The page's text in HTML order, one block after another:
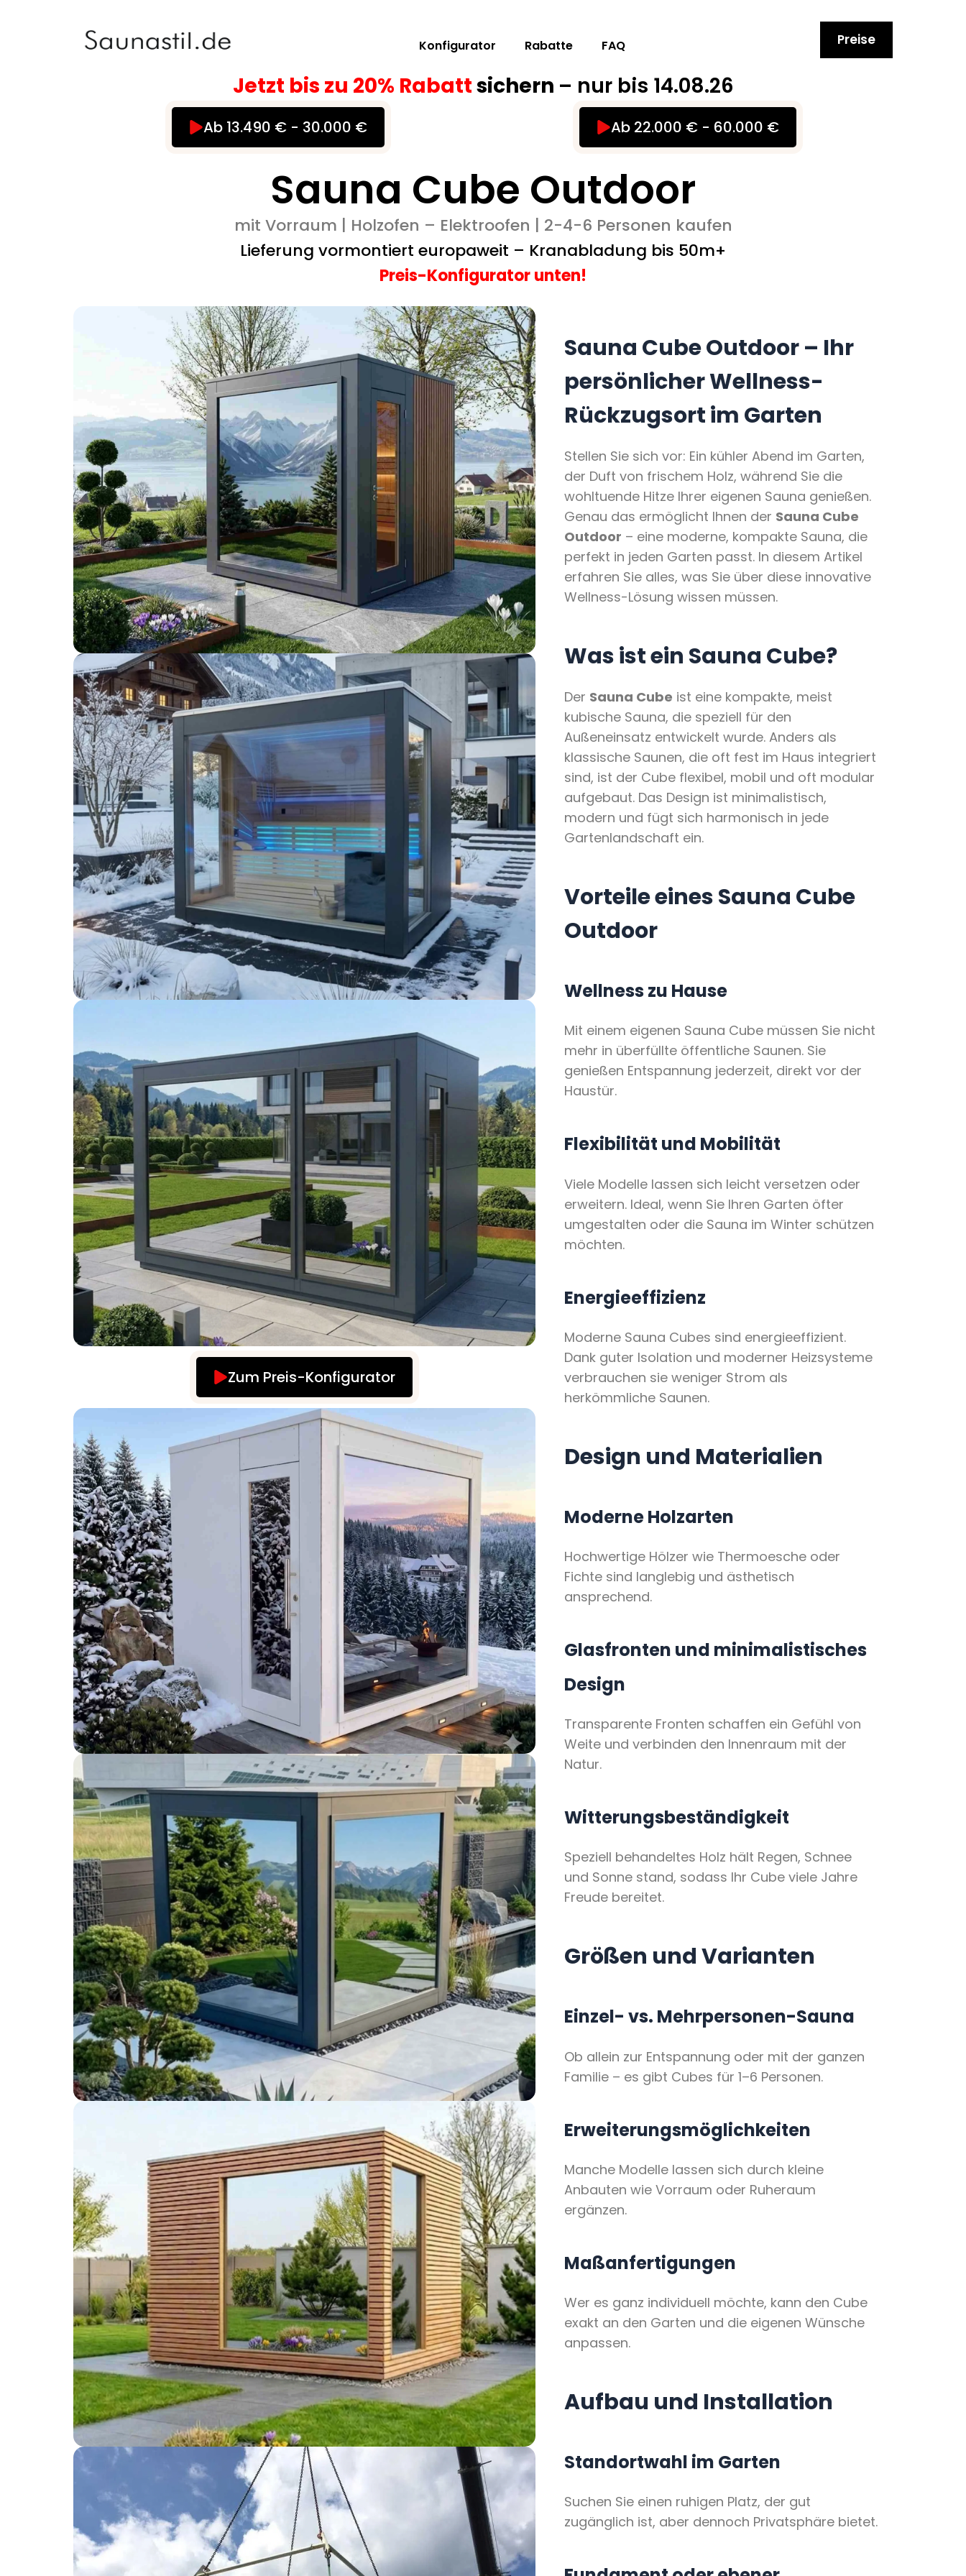
Konfigurator Rabatte FAQ Preise
Jetzt bis zu 20% Rabattsichern – nur bis 14.08.26
Ab 13.490 € - 30.000 € Ab 22.000 € - 60.000 €
Sauna Cube Outdoor
mit Vorraum | Holzofen – Elektroofen | 2-4-6 Personen kaufen
Lieferung vormontiert europaweit – Kranabladung bis 50m+
Preis-Konfigurator unten!
Zum Preis-Konfigurator
Sauna Cube Outdoor – Ihr
persönlicher Wellness-
Rückzugsort im Garten
Stellen Sie sich vor: Ein kühler Abend im Garten,
der Duft von frischem Holz, während Sie die
wohltuende Hitze Ihrer eigenen Sauna genießen.
Genau das ermöglicht Ihnen der Sauna Cube
Outdoor – eine moderne, kompakte Sauna, die
perfekt in jeden Garten passt. In diesem Artikel
erfahren Sie alles, was Sie über diese innovative
Wellness-Lösung wissen müssen.
Was ist ein Sauna Cube?
Der Sauna Cube ist eine kompakte, meist
kubische Sauna, die speziell für den
Außeneinsatz entwickelt wurde. Anders als
klassische Saunen, die oft fest im Haus integriert
sind, ist der Cube flexibel, mobil und oft modular
aufgebaut. Das Design ist minimalistisch,
modern und fügt sich harmonisch in jede
Gartenlandschaft ein.
Vorteile eines Sauna Cube
Outdoor
Wellness zu Hause
Mit einem eigenen Sauna Cube müssen Sie nicht
mehr in überfüllte öffentliche Saunen. Sie
genießen Entspannung jederzeit, direkt vor der
Haustür.
Flexibilität und Mobilität
Viele Modelle lassen sich leicht versetzen oder
erweitern. Ideal, wenn Sie Ihren Garten öfter
umgestalten oder die Sauna im Winter schützen
möchten.
Energieeffizienz
Moderne Sauna Cubes sind energieeffizient.
Dank guter Isolation und moderner Heizsysteme
verbrauchen sie weniger Strom als
herkömmliche Saunen.
Design und Materialien
Moderne Holzarten
Hochwertige Hölzer wie Thermoesche oder
Fichte sind langlebig und ästhetisch
ansprechend.
Glasfronten und minimalistisches
Design
Transparente Fronten schaffen ein Gefühl von
Weite und verbinden den Innenraum mit der
Natur.
Witterungsbeständigkeit
Speziell behandeltes Holz hält Regen, Schnee
und Sonne stand, sodass Ihr Cube viele Jahre
Freude bereitet.
Größen und Varianten
Einzel- vs. Mehrpersonen-Sauna
Ob allein zur Entspannung oder mit der ganzen
Familie – es gibt Cubes für 1–6 Personen.
Erweiterungsmöglichkeiten
Manche Modelle lassen sich durch kleine
Anbauten wie Vorraum oder Ruheraum
ergänzen.
Maßanfertigungen
Wer es ganz individuell möchte, kann den Cube
exakt an den Garten und die eigenen Wünsche
anpassen.
Aufbau und Installation
Standortwahl im Garten
Suchen Sie einen ruhigen Platz, der gut
zugänglich ist, aber dennoch Privatsphäre bietet.